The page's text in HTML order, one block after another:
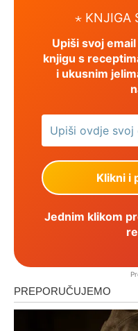
⋆ KNJIGA
Upiši svoj
knjigu s
i ukusnim
Jednim klikom